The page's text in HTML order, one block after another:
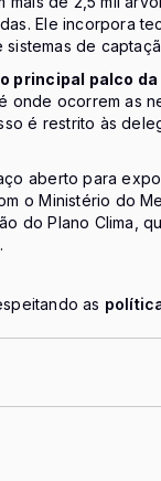
Ele incorpora
de
principal palco
onde ocorrem as
é restrito às
aberto para
o Ministério do
do Plano Clima,
as